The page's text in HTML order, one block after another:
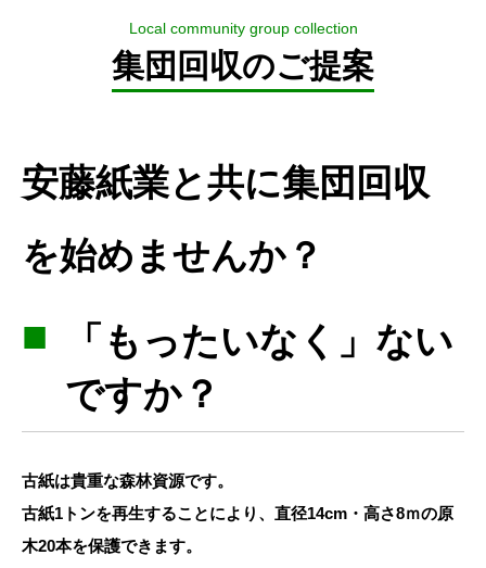
Local community group collection
集団回収のご提案
安藤紙業と共に集団回収
を始めませんか？
「もったいなく」ない
ですか？
古紙は貴重な森林資源です。
古紙1トンを再生することにより、直径14cm・高さ8ｍの原
木20本を保護できます。